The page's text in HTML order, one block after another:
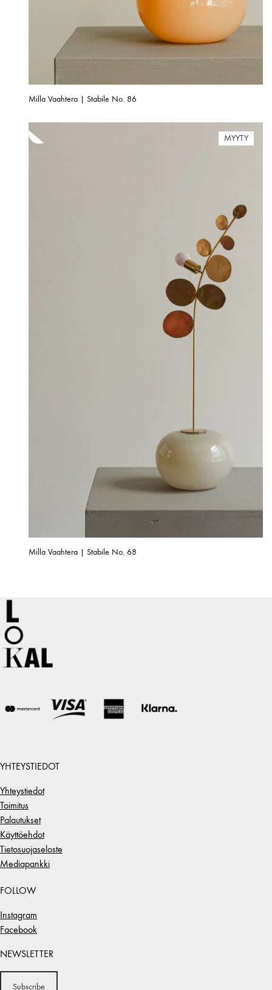
Milla Vaahtera | Stabile No. 86
MYYTY
Milla Vaahtera | Stabile No. 68
YHTEYSTIEDOT
Yhteystiedot
Toimitus
Palautukset
Käyttöehdot
Tietosuojaseloste
Mediapankki
FOLLOW
Instagram
Facebook
NEWSLETTER
Subscribe